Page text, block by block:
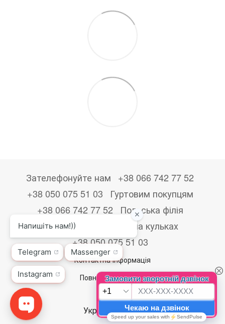
Зателефонуйте нам
+38 066 742 77 52
+38 050 075 51 03
Гуртовим покупцям
+38 066 742 77 52
Польська філія
+48533867723
Друк на кульках
+38 050 075 51 03
Контактна інформація
Повна версія сайту
© 2026
Укр Рус Eng